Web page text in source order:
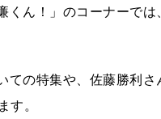
くん！」のコーナーでは
ての特集や、佐藤勝利さ
す。